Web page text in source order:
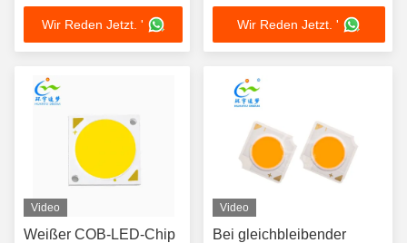
Wir Reden Jetzt. '
Sterilisationslampen,
medizinische
Nagellampen 2825
Wir Reden Jetzt. '
Video
Weißer COB-LED-Chip
Video
Bei gleichbleibender